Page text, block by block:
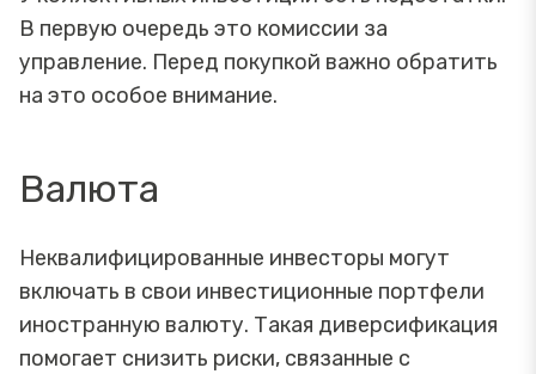
В первую очередь это комиссии за
управление. Перед покупкой важно обратить
на это особое внимание.
Валюта
Неквалифицированные инвесторы могут
включать в свои инвестиционные портфели
иностранную валюту. Такая диверсификация
помогает снизить риски, связанные с